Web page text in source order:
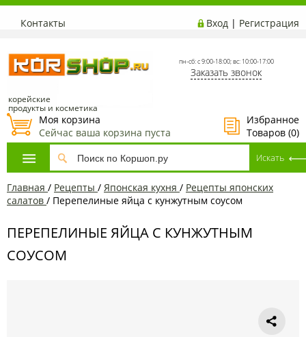
Контакты Вход | Регистрация
корейские
продукты и косметика
пн-сб: с 9:00-18:00; вс: 10:00-17:00
Заказать звонок
Избранное
Товаров (0)
Моя корзина
Сейчас ваша корзина пуста
Главная / Рецепты / Японская кухня / Рецепты японских
салатов / Перепелиные яйца с кунжутным соусом
ПЕРЕПЕЛИНЫЕ ЯЙЦА С КУНЖУТНЫМ
СОУСОМ